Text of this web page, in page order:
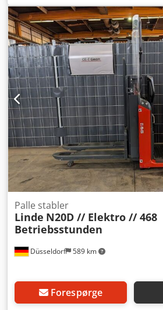
mm, drivtype:Elektro, Lavløftende
til brug og fuldt funktionsdygtig
Batterispænding: 24V Credpfx Asy
Düsseldorf 589 km
Palle stabler
Linde N20D // Elektro // 468
Betriebsstunden
Forespørge